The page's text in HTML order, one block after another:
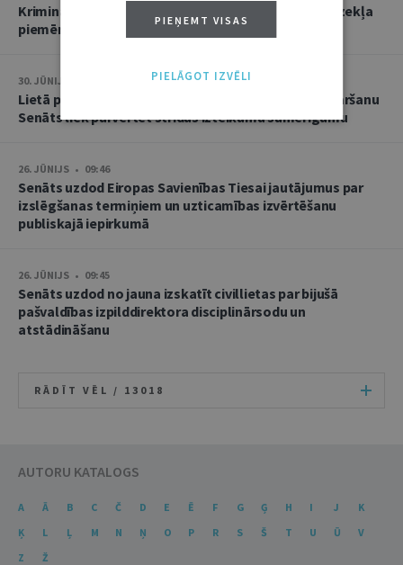
Kriminālsoda un medicīniska rakstura piespiedu līdzekļa
piemērošana savstarpēji viens otru neizslēdz
30. JŪNIJS • 14:58
Lietā par namu pārvaldnieces goda un cieņas aizskaršanu
Senāts liek pārvērtēt strīdus izteikumu samērīgumu
26. JŪNIJS • 09:46
Senāts uzdod Eiropas Savienības Tiesai jautājumus par
izslēgšanas termiņiem un uzticamības izvērtēšanu
publiskajā iepirkumā
26. JŪNIJS • 09:45
Senāts uzdod no jauna izskatīt civillietas par bijušā
pašvaldības izpilddirektora disciplinārsodu un
atstādināšanu
RĀDĪT VĒL / 13018
AUTORU KATALOGS
A Ā B C Č D E Ē F G Ģ H I J
K
Ķ
L Ļ M N Ņ O P R S Š T U Ū
V
Z
Ž
PIEŅEMT VISAS
PIELĀGOT IZVĒLI